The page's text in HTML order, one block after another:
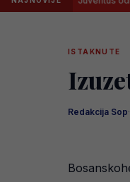
ISTAKNUTE
Redakcija Sop·